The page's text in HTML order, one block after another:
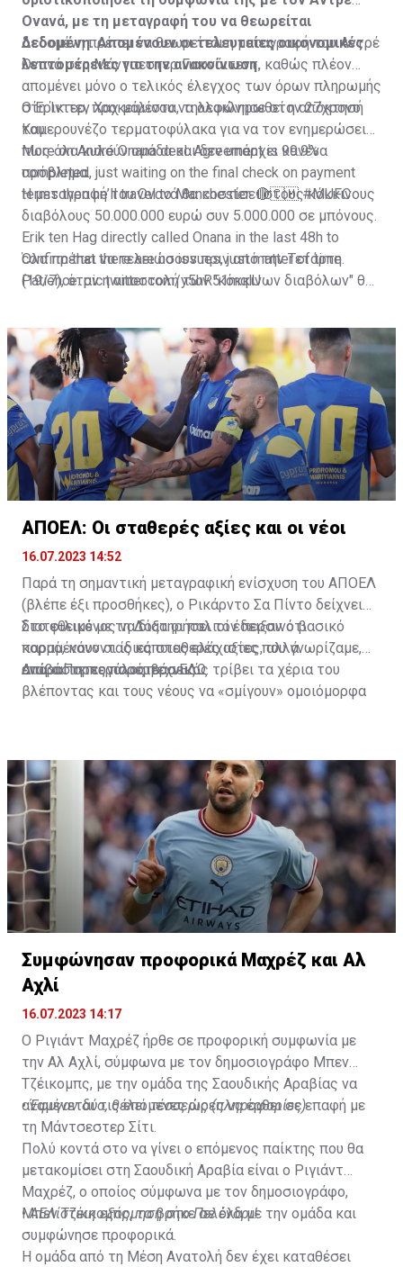
Ονανά, με τη μεταγραφή του να θεωρείται
δεδομένη. Απομένουν οι τελευταίες οικονομικές
λεπτομέρειες για την ανακοίνωση.
Δεδομένη πρέπει να θεωρείται η μεταγραφή του Αντρέ
Ονανά στη Μάντσεστερ Γιουνάιτεντ, καθώς πλέον
απομένει μόνο ο τελικός έλεγχος των όρων πληρωμής
στη Ίντερ, προκειμένου να ολοκληρωθεί η απόκτησή
του.
Ο Έρικ τεν Χαχ μάλιστα, τηλεφώνησε στον 27χρονο
Καμερουνέζο τερματοφύλακα για να τον ενημερώσει
πως όλα κυλούν ομάδα και δεν υπάρχει κανένα
πρόβλημα.
More on André Onana deal. Agreement is 99.9%
completed, just waiting on the final check on payment
terms then he’ll travel to Manchester. 🔴🇨🇲#MUFC
Erik ten Hag directly called Onana in the last 48h to
confirm that there are no issues, just matter of time.
Patience.pic.twitter.com/y5hR51mqlU
Η μεταγραφή του Ονανά θα κοστίσει στους κόκκινους
διαβόλους 50.000.000 ευρώ συν 5.000.000 σε μπόνους.
Όλα πρέπει να τελειώσουν πριν από την Τετάρτη
(19/7), όταν η αποστολή των "κόκκινων διαβόλων" θα
ΑΠΟΕΛ: Οι σταθερές αξίες και οι νέοι
16.07.2023 14:52
Παρά τη σημαντική μεταγραφική ενίσχυση του ΑΠΟΕΛ
(βλέπε έξι προσθήκες), ο Ρικάρντο Σα Πίντο δείχνει
διατεθειμένος να διατηρήσει τον περσινό βασικό
κορμό, κάνοντας κάποιες ελάχιστες, αλλά
απαραίτητες παρεμβάσεις.
Στο φιλικό με τη Δόξα οι παλιοί έδειξαν ότι
παραμένουν οι ίδιες σταθερές αξίες που γνωρίζαμε,
ενώ ο Πορτογάλος τεχνικός τρίβει τα χέρια του
βλέποντας και τους νέους να «σμίγουν» ομοιόμορφα
Διαβάστε περισσότεραΕΔΩ.
Συμφώνησαν προφορικά Μαχρέζ και Αλ
Αχλί
16.07.2023 14:17
Ο Ριγιάντ Μαχρέζ ήρθε σε προφορική συμφωνία με
την Αλ Αχλί, σύμφωνα με τον δημοσιογράφο Μπεν
Τζέικομπς, με την ομάδα της Σαουδικής Αραβίας να
αναμένεται τις επόμενες ώρες να έρθει σε επαφή με
τη Μάντσεστερ Σίτι.
•Έφυγαν δύο, θέλει τέσσερις (πληροφορίες)
Πολύ κοντά στο να γίνει ο επόμενος παίκτης που θα
μετακομίσει στη Σαουδική Αραβία είναι ο Ριγιάντ
Μαχρέζ, ο οποίος σύμφωνα με τον δημοσιογράφο,
Μπεν Τζέικομπς, τα βρήκε σε όλα με την ομάδα και
συμφώνησε προφορικά.
•ΑΕΛίστικη εξόρμηση στο Πελένδρι!
Η ομάδα από τη Μέση Ανατολή δεν έχει καταθέσει